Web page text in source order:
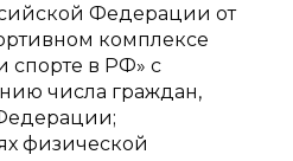
Федерации от
комплексе
спорте в РФ» с
числа граждан,
физической